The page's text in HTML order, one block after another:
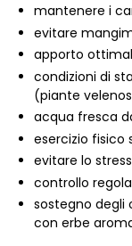
mantenere i
evitare
apporto
condizioni di
(piante
acqua fresca
esercizio fisico
evitare lo stress
controllo
sostegno degli
con erbe